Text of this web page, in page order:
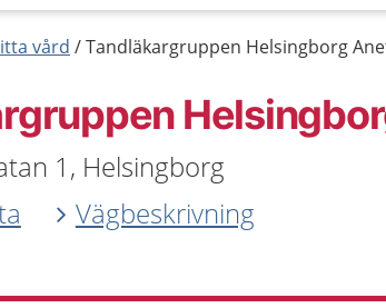
vård Tandläkargruppen Helsingborg
1, Helsingborg
Vägbeskrivning